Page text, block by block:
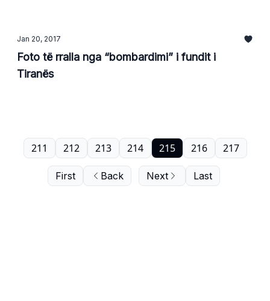
Jan 20, 2017
Foto të rralla nga “bombardimi” i fundit i
Tiranës
First Back
211 212 213 214 215 216 217
Next Last